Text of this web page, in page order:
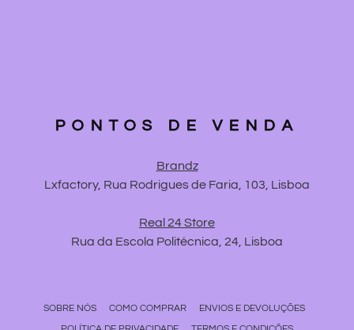
PONTOS DE VENDA
Brandz
Lxfactory, Rua Rodrigues de Faria, 103, Lisboa
Real 24 Store
Rua da Escola Politécnica, 24, Lisboa
SOBRE NÓS COMO COMPRAR
ENVIOS E DEVOLUÇÕES